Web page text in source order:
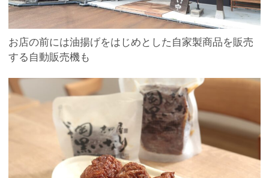
お店の前には油揚げをはじめとした自家製商品を販売
する自動販売機も